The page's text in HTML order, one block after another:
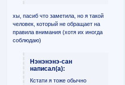
хы, пасиб что заметила, но я такой
человек, который не обращает на
правила внимания (хотя их иногда
соблюдаю)
Нэнэнэнэ-сан
написал(а):
Кстати я тоже обычно